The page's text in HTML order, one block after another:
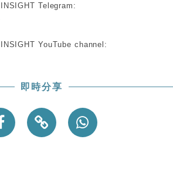
Telegram:
YouTube channel:
即時分享